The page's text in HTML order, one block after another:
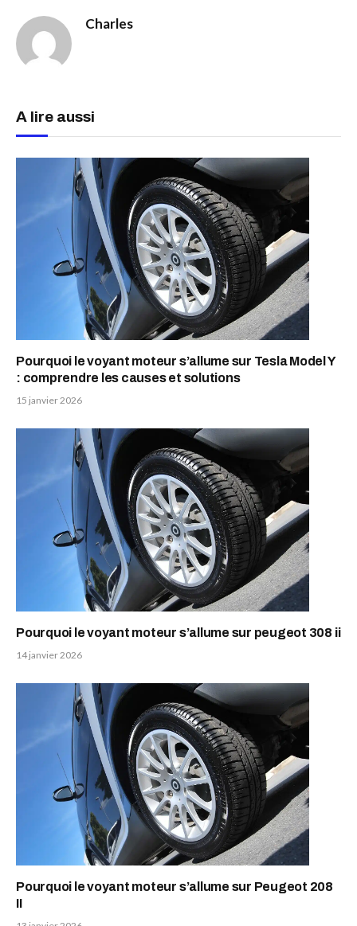
Charles
A lire aussi
Pourquoi le voyant moteur s’allume sur Tesla Model Y
: comprendre les causes et solutions
15 janvier 2026
Pourquoi le voyant moteur s’allume sur peugeot 308 ii
14 janvier 2026
Pourquoi le voyant moteur s’allume sur Peugeot 208
II